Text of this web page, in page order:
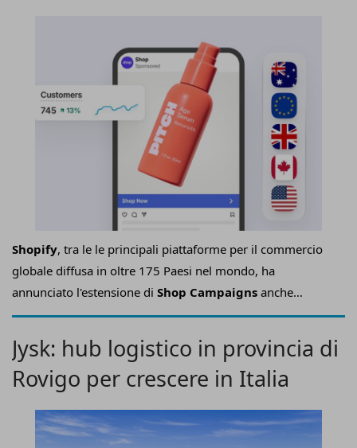
Shopify, tra le le principali piattaforme per il commercio
globale diffusa in oltre 175 Paesi nel mondo, ha
annunciato l'estensione di Shop Campaigns anche
all'Italia, lasoluzione per l'advertisingche consente ai
clienti, pagando esclusivamente quando una vendita
viene effettivamente generata.
Jysk: hub logistico in provincia di
Rovigo per crescere in Italia